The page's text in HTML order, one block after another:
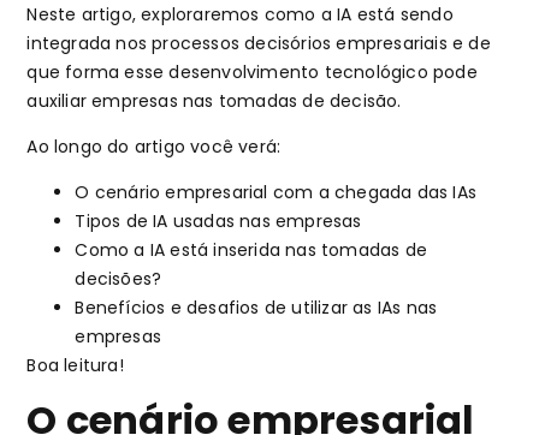
Neste artigo, exploraremos como a IA está sendo
integrada nos processos decisórios empresariais e de
que forma esse desenvolvimento tecnológico pode
auxiliar empresas nas tomadas de decisão.
Ao longo do artigo você verá:
O cenário empresarial com a chegada das IAs
Tipos de IA usadas nas empresas
Como a IA está inserida nas tomadas de
decisões?
Benefícios e desafios de utilizar as IAs nas
empresas
Boa leitura!
O cenário empresarial